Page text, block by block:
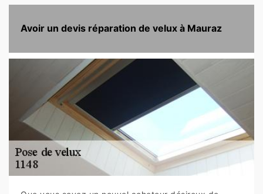
Avoir un devis réparation de velux à Mauraz